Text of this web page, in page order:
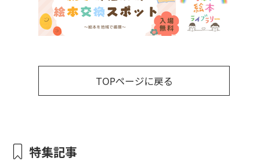
TOPページに戻る
特集記事